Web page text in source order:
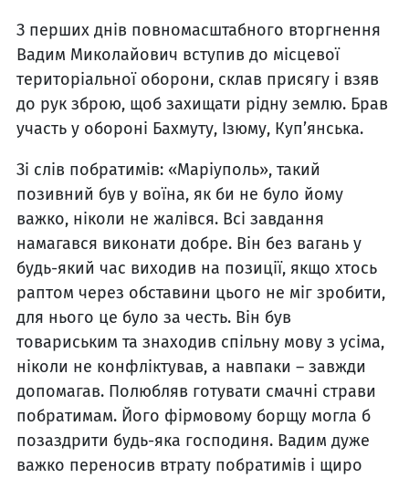
З перших днів повномасштабного вторгнення
Вадим Миколайович вступив до місцевої
територіальної оборони, склав присягу і взяв
до рук зброю, щоб захищати рідну землю. Брав
участь у обороні Бахмуту, Ізюму, Куп’янська.
Зі слів побратимів: «Маріуполь», такий
позивний був у воїна, як би не було йому
важко, ніколи не жалівся. Всі завдання
намагався виконати добре. Він без вагань у
будь-який час виходив на позиції, якщо хтось
раптом через обставини цього не міг зробити,
для нього це було за честь. Він був
товариським та знаходив спільну мову з усіма,
ніколи не конфліктував, а навпаки – завжди
допомагав. Полюбляв готувати смачні страви
побратимам. Його фірмовому борщу могла б
позаздрити будь-яка господиня. Вадим дуже
важко переносив втрату побратимів і щиро